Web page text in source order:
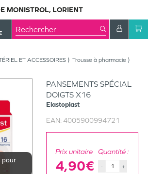
MONISTROL, LORIENT
ET ACCESSOIRES
Trousse à pharmacie
pour
PANSEMENTS SPÉCIAL
DOIGTS X16
Elastoplast
EAN: 4005900994721
Prix unitaire
4,90€
Quantité :
- +